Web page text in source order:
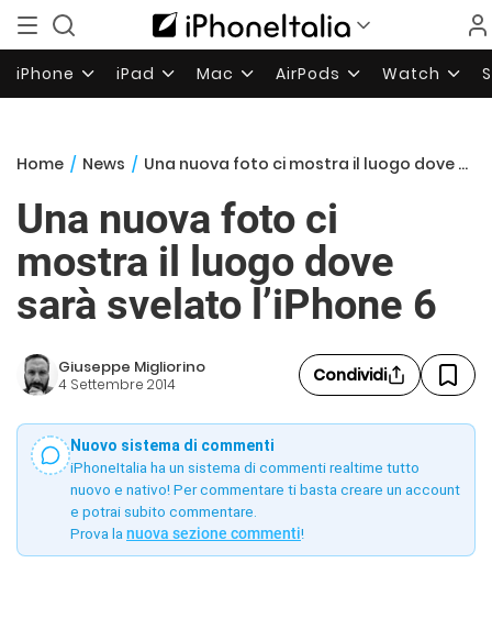
iPhone iPad Mac AirPods Watch
Home / News / Una nuova foto ci mostra il luogo dove sarà svelato l’iPhone 6
Una nuova foto ci
mostra il luogo dove
sarà svelato l’iPhone 6
Giuseppe Migliorino
4 Settembre 2014 Condividi
Nuovo sistema di commenti
iPhoneItalia ha un sistema di commenti realtime tutto
nuovo e nativo! Per commentare ti basta creare un account
e potrai subito commentare.
Prova la nuova sezione commenti!